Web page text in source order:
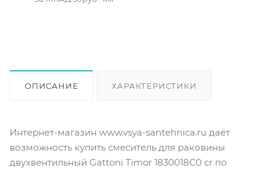
ОПИСАНИЕ ХАРАКТЕРИСТИКИ
Интернет-магазин www.vsya-santehnica.ru даёт
возможность купить смеситель для раковины
двухвентильный Gattoni Timor 1830018C0 cr по